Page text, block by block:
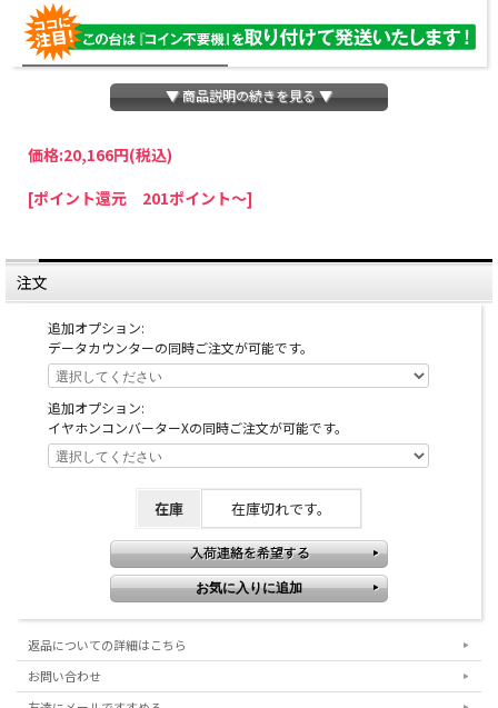
パチスロわっしょいでは、全ての台に「コイン不要機」を無料で取り付けて発送さ
せていただいております。コイン不要機をご利用になられますと、コインが必要な
ていただきましたら、ご注文価格より2000円引きいたします。
※在庫切れの台でも入荷している場合がありますので、電話かメールにてお問い合
わせ下さい。
▼ 商品説明の続きを見る ▼
価格:20,166円(税込)
[ポイント還元 201ポイント～]
注文
追加オプション:
データカウンターの同時ご注文が可能です。
追加オプション:
イヤホンコンバーターXの同時ご注文が可能です。
在庫 在庫切れです。
返品についての詳細はこちら
お問い合わせ